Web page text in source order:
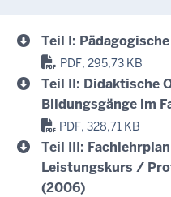
Teil I:
PDF, 295,73 KB
Teil II: Didaktische
Bildungsgänge im
PDF, 328,71 KB
Teil III:
Leistungskurs /
(2006)